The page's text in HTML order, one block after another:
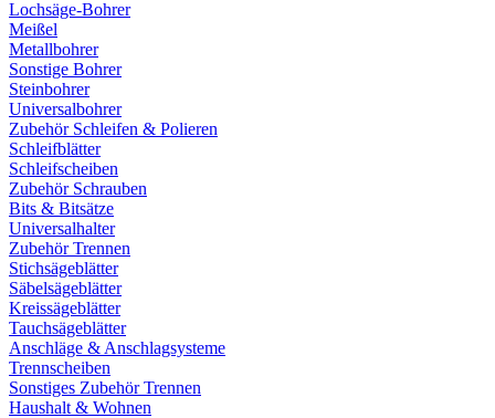
Lochsäge-Bohrer
Meißel
Metallbohrer
Sonstige Bohrer
Steinbohrer
Universalbohrer
Zubehör Schleifen & Polieren
Schleifblätter
Schleifscheiben
Zubehör Schrauben
Bits & Bitsätze
Universalhalter
Zubehör Trennen
Stichsägeblätter
Säbelsägeblätter
Kreissägeblätter
Tauchsägeblätter
Anschläge & Anschlagsysteme
Trennscheiben
Sonstiges Zubehör Trennen
Haushalt & Wohnen